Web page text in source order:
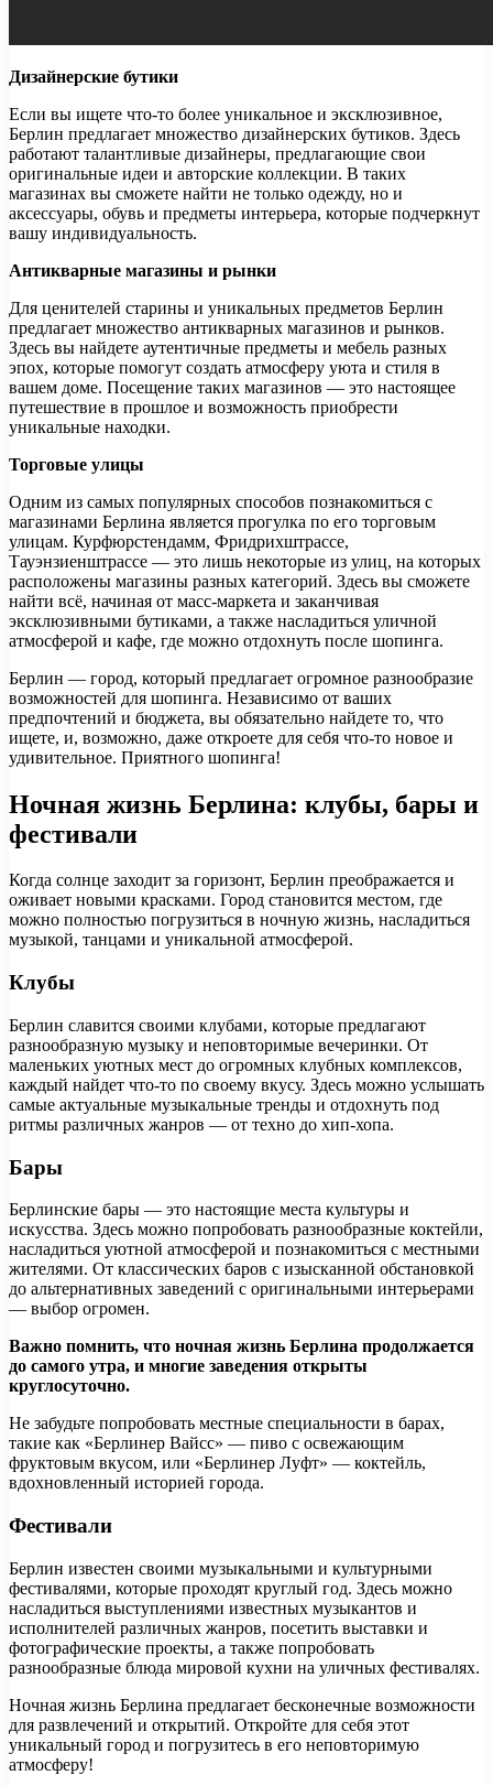
Дизайнерские бутики
Если вы ищете что-то более уникальное и эксклюзивное,
Берлин предлагает множество дизайнерских бутиков. Здесь
работают талантливые дизайнеры, предлагающие свои
оригинальные идеи и авторские коллекции. В таких
магазинах вы сможете найти не только одежду, но и
аксессуары, обувь и предметы интерьера, которые подчеркнут
вашу индивидуальность.
Антикварные магазины и рынки
Для ценителей старины и уникальных предметов Берлин
предлагает множество антикварных магазинов и рынков.
Здесь вы найдете аутентичные предметы и мебель разных
эпох, которые помогут создать атмосферу уюта и стиля в
вашем доме. Посещение таких магазинов — это настоящее
путешествие в прошлое и возможность приобрести
уникальные находки.
Торговые улицы
Одним из самых популярных способов познакомиться с
магазинами Берлина является прогулка по его торговым
улицам. Курфюрстендамм, Фридрихштрассе,
Тауэнзиенштрассе — это лишь некоторые из улиц, на которых
расположены магазины разных категорий. Здесь вы сможете
найти всё, начиная от масс-маркета и заканчивая
эксклюзивными бутиками, а также насладиться уличной
атмосферой и кафе, где можно отдохнуть после шопинга.
Берлин — город, который предлагает огромное разнообразие
возможностей для шопинга. Независимо от ваших
предпочтений и бюджета, вы обязательно найдете то, что
ищете, и, возможно, даже откроете для себя что-то новое и
удивительное. Приятного шопинга!
Ночная жизнь Берлина: клубы, бары и
фестивали
Когда солнце заходит за горизонт, Берлин преображается и
оживает новыми красками. Город становится местом, где
можно полностью погрузиться в ночную жизнь, насладиться
музыкой, танцами и уникальной атмосферой.
Клубы
Берлин славится своими клубами, которые предлагают
разнообразную музыку и неповторимые вечеринки. От
маленьких уютных мест до огромных клубных комплексов,
каждый найдет что-то по своему вкусу. Здесь можно услышать
самые актуальные музыкальные тренды и отдохнуть под
ритмы различных жанров — от техно до хип-хопа.
Бары
Берлинские бары — это настоящие места культуры и
искусства. Здесь можно попробовать разнообразные коктейли,
насладиться уютной атмосферой и познакомиться с местными
жителями. От классических баров с изысканной обстановкой
до альтернативных заведений с оригинальными интерьерами
— выбор огромен.
Важно помнить, что ночная жизнь Берлина продолжается
до самого утра, и многие заведения открыты
круглосуточно.
Не забудьте попробовать местные специальности в барах,
такие как «Берлинер Вайсс» — пиво с освежающим
фруктовым вкусом, или «Берлинер Луфт» — коктейль,
вдохновленный историей города.
Фестивали
Берлин известен своими музыкальными и культурными
фестивалями, которые проходят круглый год. Здесь можно
насладиться выступлениями известных музыкантов и
исполнителей различных жанров, посетить выставки и
фотографические проекты, а также попробовать
разнообразные блюда мировой кухни на уличных фестивалях.
Ночная жизнь Берлина предлагает бесконечные возможности
для развлечений и открытий. Откройте для себя этот
уникальный город и погрузитесь в его неповторимую
атмосферу!